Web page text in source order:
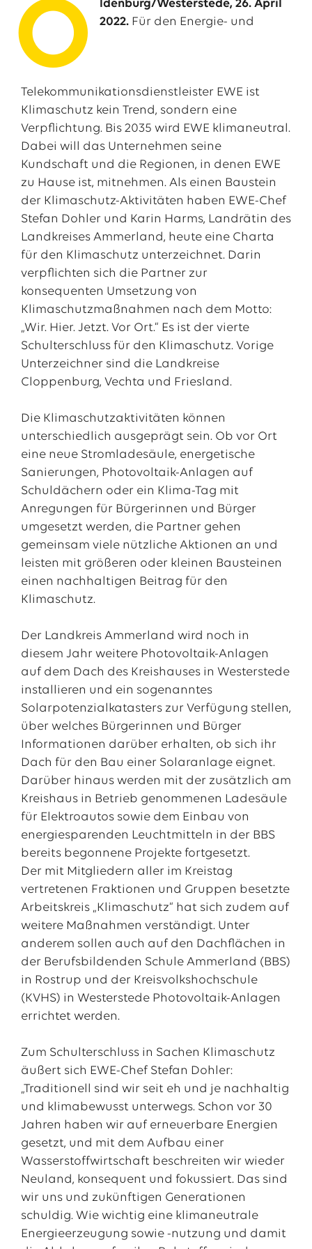
O
ldenburg/Westerstede, 26. April
2022. Für den Energie- und
Telekommunikationsdienstleister EWE ist
Klimaschutz kein Trend, sondern eine
Verpflichtung. Bis 2035 wird EWE klimaneutral.
Dabei will das Unternehmen seine
Kundschaft und die Regionen, in denen EWE
zu Hause ist, mitnehmen. Als einen Baustein
der Klimaschutz-Aktivitäten haben EWE-Chef
Stefan Dohler und Karin Harms, Landrätin des
Landkreises Ammerland, heute eine Charta
für den Klimaschutz unterzeichnet. Darin
verpflichten sich die Partner zur
konsequenten Umsetzung von
Klimaschutzmaßnahmen nach dem Motto:
„Wir. Hier. Jetzt. Vor Ort.“ Es ist der vierte
Schulterschluss für den Klimaschutz. Vorige
Unterzeichner sind die Landkreise
Cloppenburg, Vechta und Friesland.
Die Klimaschutzaktivitäten können
unterschiedlich ausgeprägt sein. Ob vor Ort
eine neue Stromladesäule, energetische
Sanierungen, Photovoltaik-Anlagen auf
Schuldächern oder ein Klima-Tag mit
Anregungen für Bürgerinnen und Bürger
umgesetzt werden, die Partner gehen
gemeinsam viele nützliche Aktionen an und
leisten mit größeren oder kleinen Bausteinen
einen nachhaltigen Beitrag für den
Klimaschutz.
Der Landkreis Ammerland wird noch in
diesem Jahr weitere Photovoltaik-Anlagen
auf dem Dach des Kreishauses in Westerstede
installieren und ein sogenanntes
Solarpotenzialkatasters zur Verfügung stellen,
über welches Bürgerinnen und Bürger
Informationen darüber erhalten, ob sich ihr
Dach für den Bau einer Solaranlage eignet.
Darüber hinaus werden mit der zusätzlich am
Kreishaus in Betrieb genommenen Ladesäule
für Elektroautos sowie dem Einbau von
energiesparenden Leuchtmitteln in der BBS
bereits begonnene Projekte fortgesetzt.
Der mit Mitgliedern aller im Kreistag
vertretenen Fraktionen und Gruppen besetzte
Arbeitskreis „Klimaschutz“ hat sich zudem auf
weitere Maßnahmen verständigt. Unter
anderem sollen auch auf den Dachflächen in
der Berufsbildenden Schule Ammerland (BBS)
in Rostrup und der Kreisvolkshochschule
(KVHS) in Westerstede Photovoltaik-Anlagen
errichtet werden.
Zum Schulterschluss in Sachen Klimaschutz
äußert sich EWE-Chef Stefan Dohler:
„Traditionell sind wir seit eh und je nachhaltig
und klimabewusst unterwegs. Schon vor 30
Jahren haben wir auf erneuerbare Energien
gesetzt, und mit dem Aufbau einer
Wasserstoffwirtschaft beschreiten wir wieder
Neuland, konsequent und fokussiert. Das sind
wir uns und zukünftigen Generationen
schuldig. Wie wichtig eine klimaneutrale
Energieerzeugung sowie -nutzung und damit
Das EWE-Jobportal